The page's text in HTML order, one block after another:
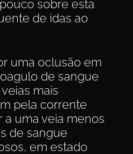
sobre esta
de idas ao
uma oclusão em
de sangue
mais
pela corrente
uma veia menos
de sangue
em estado